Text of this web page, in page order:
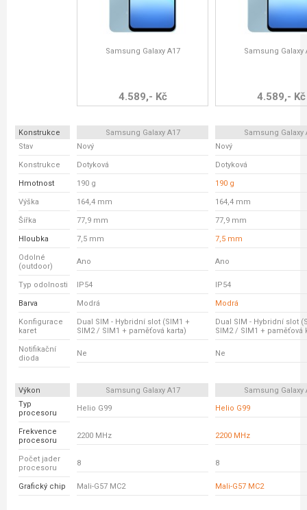
Samsung Galaxy A17
4.589,- Kč
Samsung Galaxy
4.589,- Kč
Konstrukce Samsung Galaxy A17
Samsung Galaxy
Stav
Nový Nový
Konstrukce Dotyková Dotyková
Hmotnost 190 g 190 g
Výška 164,4 mm 164,4 mm
Šířka 77,9 mm 77,9 mm
Hloubka 7,5 mm 7,5 mm
Odolné
(outdoor)
Ano Ano
Typ odolnosti IP54 IP54
Barva Modrá Modrá
Konfigurace
karet
Dual SIM - Hybridní slot (SIM1 +
SIM2 / SIM1 + paměťová karta)
Dual SIM - Hybridní slot
SIM2 / SIM1 + paměťová
Notifikační
dioda
Ne Ne
Výkon Samsung Galaxy A17
Samsung Galaxy
Typ
procesoru
Helio G99 Helio G99
Frekvence
procesoru
2200 MHz 2200 MHz
Počet jader
procesoru
8 8
Grafický chip Mali-G57 MC2 Mali-G57 MC2